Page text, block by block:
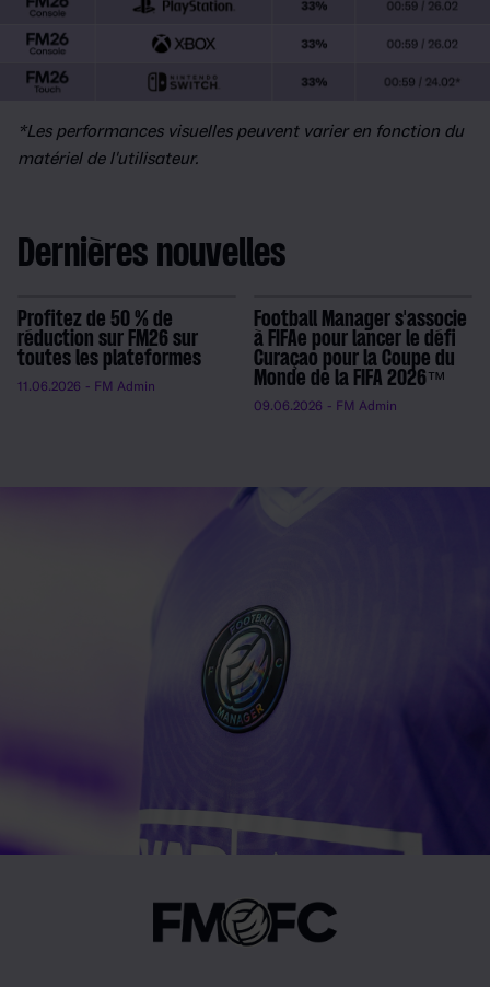
*Les performances visuelles peuvent varier en fonction du
matériel de l'utilisateur.
Dernières nouvelles
Profitez de 50 % de
réduction sur FM26 sur
toutes les plateformes
11.06.2026 - FM Admin
Football Manager s'associe
à FIFAe pour lancer le défi
Curaçao pour la Coupe du
Monde de la FIFA 2026™
09.06.2026 - FM Admin